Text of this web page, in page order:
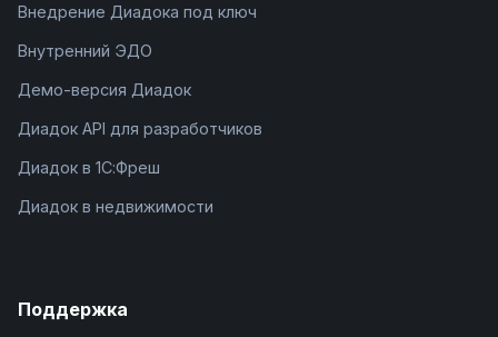
Внедрение Диадока под ключ
Внутренний ЭДО
Демо-версия Диадок
Диадок API для разработчиков
Диадок в 1С:Фреш
Диадок в недвижимости
Поддержка